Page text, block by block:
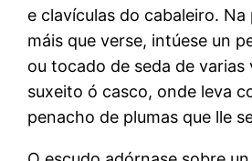
e clavículas do cabaleiro.
máis que verse, intúese un
ou tocado de seda de
suxeito ó casco, onde leva
penacho de plumas que lle